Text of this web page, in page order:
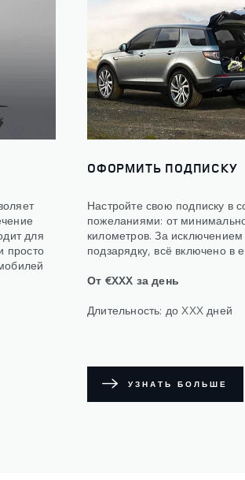
для
просто
ОФОРМИТЬ ПОДПИСКУ
Настройте свою подписку в
пожеланиями: от
километров. За исключением
подзарядку, всё включено в
От €XXX за день
Длительность: до XXX дней
УЗНАТЬ БОЛЬШЕ